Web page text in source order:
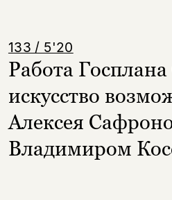
133 / 5'20
Работа
искусство
Алексея
Владимиром